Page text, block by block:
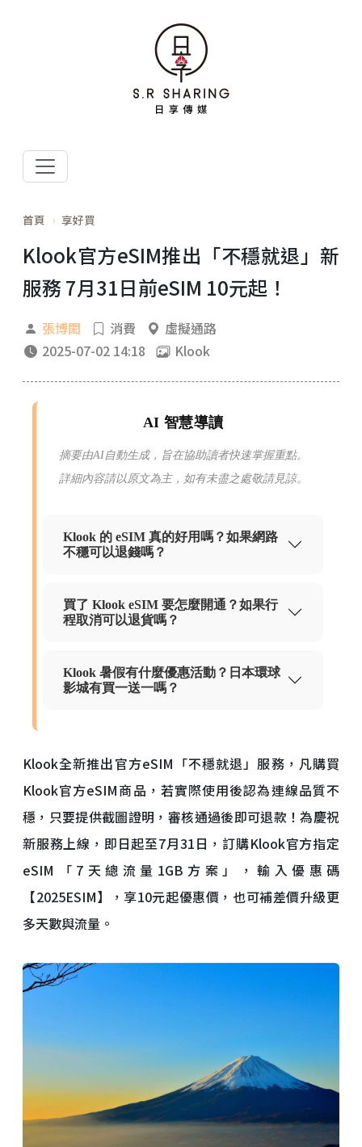
首頁 享好買
Klook官方eSIM推出「不穩就退」新
服務 7月31日前eSIM 10元起！
張博閎 消費
虛擬通路
2025-07-02 14:18
Klook
AI 智慧導讀
摘要由AI自動生成，旨在協助讀者快速掌握重點。
詳細內容請以原文為主，如有未盡之處敬請見諒。
Klook 的 eSIM 真的好用嗎？如果網路
不穩可以退錢嗎？
買了 Klook eSIM 要怎麼開通？如果行
程取消可以退貨嗎？
Klook 暑假有什麼優惠活動？日本環球
影城有買一送一嗎？
Klook全新推出官方eSIM「不穩就退」服務，凡購買
Klook官方eSIM商品，若實際使用後認為連線品質不
穩，只要提供截圖證明，審核通過後即可退款！為慶祝
新服務上線，即日起至7月31日，訂購Klook官方指定
eSIM「7天總流量1GB方案」，輸入優惠碼
【2025ESIM】，享10元起優惠價，也可補差價升級更
多天數與流量。